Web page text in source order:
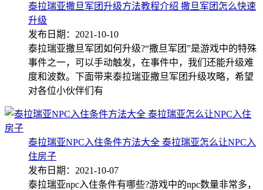
泰拉瑞亚撒旦军团升级方法教程介绍 撒旦军团怎么快速
升级
发布日期：2021-10-10
泰拉瑞亚撒旦军团如何升级?“撒旦军团”是游戏中的特殊
事件之一，可以手动触发，在事件中，我们还能升级难
度和波数。下面带来泰拉瑞亚撒旦军团升级攻略，希望
对各位小伙伴们有
泰拉瑞亚NPC入住条件方法大全 泰拉瑞亚怎么让NPC入
住房子
发布日期：2021-10-07
泰拉瑞亚npc入住条件有哪些?游戏中的npc数量非常多，